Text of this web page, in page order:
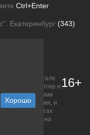
Ctrl+Enter
Екатеринбург (343)
на портале
характер и
положениями
описания, и
на сайтах
право на
16+